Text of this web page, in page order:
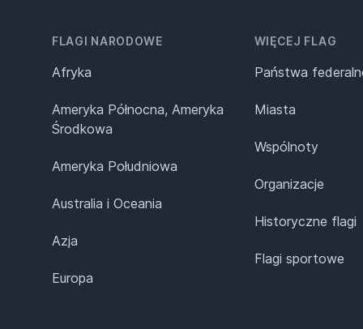
FLAGI NARODOWE
Afryka
Ameryka Północna, Ameryka
Środkowa
Ameryka Południowa
Australia i Oceania
Azja
Europa
WIĘCEJ FLAG
Państwa
Miasta
Wspólnoty
Organizacje
Historyczne flagi
Flagi sportowe